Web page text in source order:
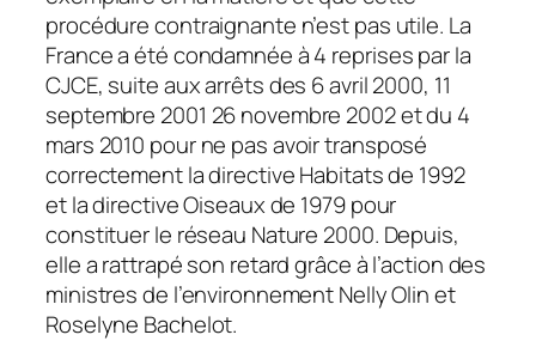
procédure contraignante n’est pas utile. La
France a été condamnée à 4 reprises par la
CJCE, suite aux arrêts des 6 avril 2000, 11
septembre 2001 26 novembre 2002 et du 4
mars 2010 pour ne pas avoir transposé
correctement la directive Habitats de 1992
et la directive Oiseaux de 1979 pour
constituer le réseau Nature 2000. Depuis,
elle a rattrapé son retard grâce à l’action des
ministres de l’environnement Nelly Olin et
Roselyne Bachelot.